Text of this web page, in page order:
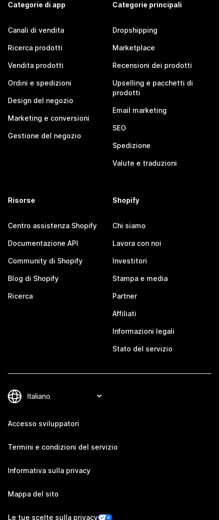
Categorie di app
Canali di vendita
Ricerca prodotti
Vendita prodotti
Ordini e spedizioni
Design del negozio
Marketing e conversioni
Gestione del negozio
Categorie principali
Dropshipping
Marketplace
Recensioni dei prodotti
Upselling e pacchetti di
prodotti
Email marketing
SEO
Spedizione
Valute e traduzioni
Risorse
Centro assistenza Shopify
Documentazione API
Community di Shopify
Blog di Shopify
Ricerca
Shopify
Chi siamo
Lavora con noi
Investitori
Stampa e media
Partner
Affiliati
Informazioni legali
Stato del servizio
Accesso sviluppatori
Termini e condizioni del servizio
Informativa sulla privacy
Mappa del sito
Le tue scelte sulla privacy